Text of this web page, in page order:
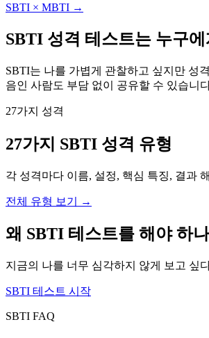
SBTI × MBTI →
SBTI 성격 테스트는 누구
SBTI는 나를 가볍게 관찰하고 싶지만 성
음인 사람도 부담 없이 공유할 수 있습니
27가지 성격
27가지 SBTI 성격 유형
각 성격마다 이름, 설정, 핵심 특징, 결과
전체 유형 보기 →
왜 SBTI 테스트를 해야 하
지금의 나를 너무 심각하지 않게 보고 싶
SBTI 테스트 시작
SBTI FAQ